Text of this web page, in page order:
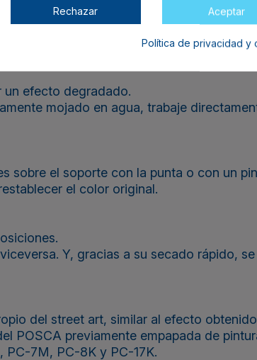
Su color (según el modelo) indica el
alegran la vista y prometen una creación
un efecto degradado.
mojado en agua, trabaje
sobre el soporte con la punta o con un
el color original.
Y, gracias a su secado rápido,
del street art, similar al efecto
POSCA previamente empapada de
PC-7M, PC-8K y PC-17K.
Rechazar Aceptar
Política de privacidad y